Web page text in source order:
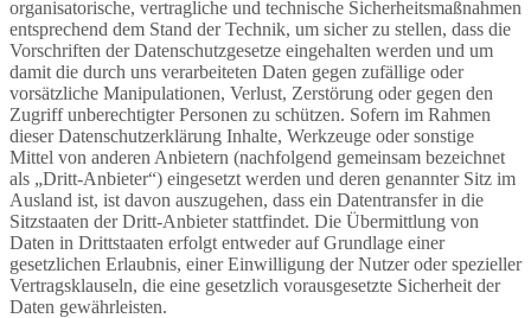
organisatorische, vertragliche und technische Sicherheitsmaßnahmen
entsprechend dem Stand der Technik, um sicher zu stellen, dass die
Vorschriften der Datenschutzgesetze eingehalten werden und um
damit die durch uns verarbeiteten Daten gegen zufällige oder
vorsätzliche Manipulationen, Verlust, Zerstörung oder gegen den
Zugriff unberechtigter Personen zu schützen. Sofern im Rahmen
dieser Datenschutzerklärung Inhalte, Werkzeuge oder sonstige
Mittel von anderen Anbietern (nachfolgend gemeinsam bezeichnet
als „Dritt-Anbieter“) eingesetzt werden und deren genannter Sitz im
Ausland ist, ist davon auszugehen, dass ein Datentransfer in die
Sitzstaaten der Dritt-Anbieter stattfindet. Die Übermittlung von
Daten in Drittstaaten erfolgt entweder auf Grundlage einer
gesetzlichen Erlaubnis, einer Einwilligung der Nutzer oder spezieller
Vertragsklauseln, die eine gesetzlich vorausgesetzte Sicherheit der
Daten gewährleisten.